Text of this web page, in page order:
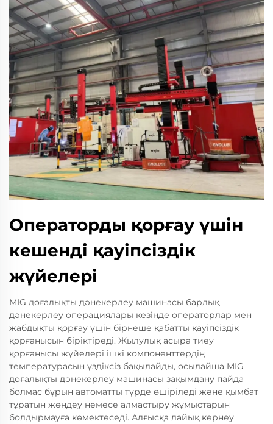
Операторды қорғау үшін
кешенді қауіпсіздік
жүйелері
MIG доғалықты дәнекерлеу машинасы барлық
дәнекерлеу операциялары кезінде операторлар мен
жабдықты қорғау үшін бірнеше қабатты қауіпсіздік
қорғанысын біріктіреді. Жылулық асыра тиеу
қорғанысы жүйелері ішкі компоненттердің
температурасын үздіксіз бақылайды, осылайша MIG
доғалықты дәнекерлеу машинасы зақымдану пайда
болмас бұрын автоматты түрде өшіріледі және қымбат
тұратын жөндеу немесе алмастыру жұмыстарын
болдырмауға көмектеседі. Алғысқа лайық кернеу